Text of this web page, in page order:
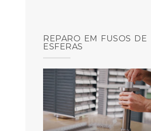
REPARO EM FUSOS DE
ESFERAS